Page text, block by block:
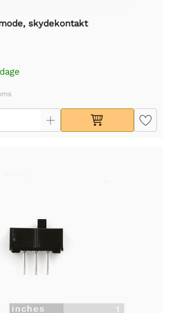
skydekontakt